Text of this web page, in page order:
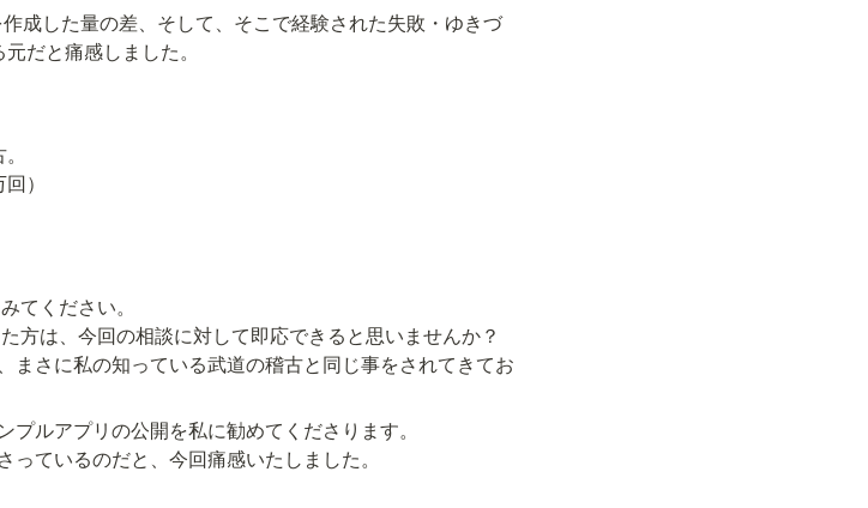
成した量の差、そして、そこで経験された失敗・ゆきづ
だと痛感しました。
）
てください。
方は、今回の相談に対して即応できると思いませんか？
まさに私の知っている武道の稽古と同じ事をされてきてお
ルアプリの公開を私に勧めてくださります。
ているのだと、今回痛感いたしました。